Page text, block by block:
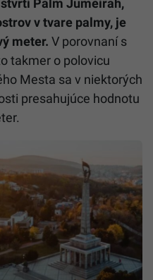
Palm Jumeirah,
v tvare palmy, je
meter. V porovnaní s
takmer o polovicu
Mesta sa v niektorých
presahujúce hodnotu